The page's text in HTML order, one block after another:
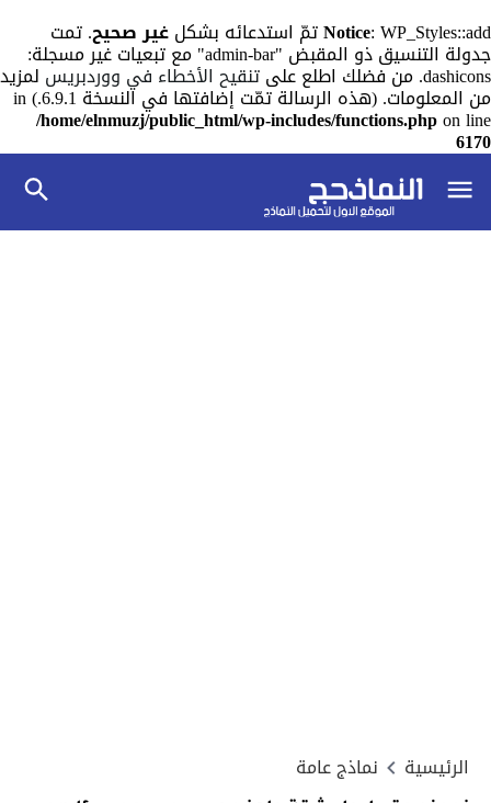
Notice: WP_Styles::add تمّ استدعائه بشكل غير صحيح. تمت
جدولة التنسيق ذو المقبض "admin-bar" مع تبعيات غير مسجلة:
dashicons. من فضلك اطلع على تنقيح الأخطاء في ووردبريس لمزيد
من المعلومات. (هذه الرسالة تمّت إضافتها في النسخة 6.9.1.) in
/home/elnmuzj/public_html/wp-includes/functions.phpon line
6170
الرئيسية نماذج عامة